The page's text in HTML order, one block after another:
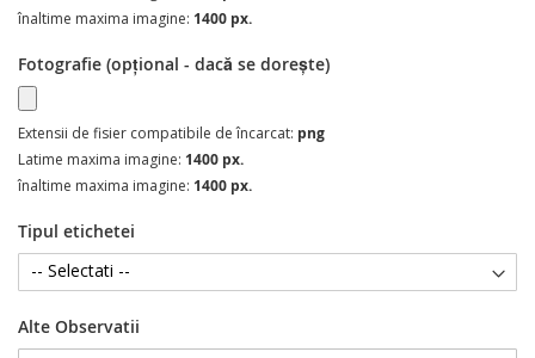
înaltime maxima imagine: 1400 px.
Fotografie (opțional - dacă se dorește)
Extensii de fisier compatibile de încarcat: png
Latime maxima imagine: 1400 px.
înaltime maxima imagine: 1400 px.
Tipul etichetei
Alte Observatii